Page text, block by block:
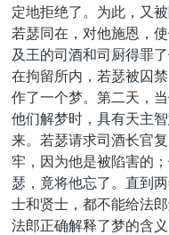
定地拒绝了。为此，又
若瑟同在，对他施恩，
及王的司酒和司厨得罪
在拘留所内，若瑟被囚
作了一个梦。第二天，
他们解梦时，具有天主
来。若瑟请求司酒长官
牢，因为他是被陷害的
瑟，竟将他忘了。直到
士和贤士，都不能给法
法郎正确解释了梦的含义